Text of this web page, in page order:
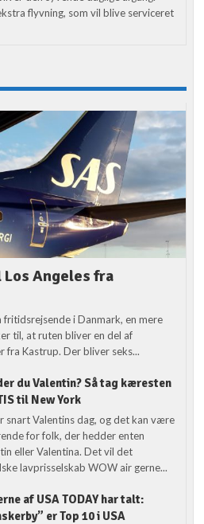
flyvning, som vil blive serviceret
Angeles fra
i Danmark, en mere
til, at ruten bliver en del af
Kastrup. Der bliver seks...
du Valentin? Så tag kæresten
til New York
snart Valentins dag, og det kan være
for folk, der hedder enten
eller Valentina. Det vil det
lavprisselskab WOW air gerne...
af USA TODAY har talt:
er Top 10 i USA